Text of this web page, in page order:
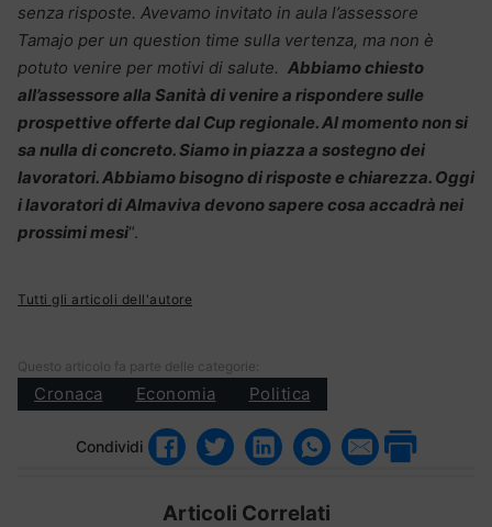
senza risposte. Avevamo invitato in aula l’assessore
Tamajo per un question time sulla vertenza, ma non è
potuto venire per motivi di salute. Abbiamo chiesto
all’assessore alla Sanità di venire a rispondere sulle
prospettive offerte dal Cup regionale. Al momento non si
sa nulla di concreto. Siamo in piazza a sostegno dei
lavoratori. Abbiamo bisogno di risposte e chiarezza. Oggi
i lavoratori di Almaviva devono sapere cosa accadrà nei
prossimi mesi“.
Tutti gli articoli dell'autore
Questo articolo fa parte delle categorie:
Cronaca Economia Politica
Condividi
Articoli Correlati